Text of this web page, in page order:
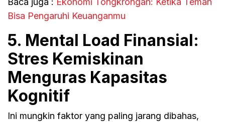
Bisa Pengaruhi Keuanganmu
5. Mental Load Finansial:
Stres Kemiskinan
Menguras Kapasitas
Kognitif
Ini mungkin faktor yang paling jarang dibahas,